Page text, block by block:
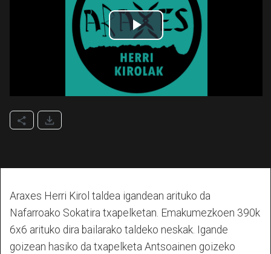
Araxes Herri Kirol taldea igandean arituko da
Nafarroako Sokatira txapelketan. Emakumezkoen 390k
6x6 arituko dira bailarako taldeko neskak. Igande
goizean hasiko da txapelketa Antsoainen goizeko